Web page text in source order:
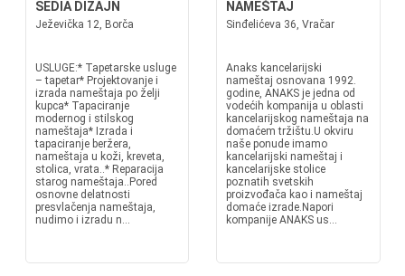
SEDIA DIZAJN
Ježevička 12, Borča
USLUGE:* Tapetarske usluge
– tapetar* Projektovanje i
izrada nameštaja po želji
kupca* Tapaciranje
modernog i stilskog
nameštaja* Izrada i
tapaciranje beržera,
nameštaja u koži, kreveta,
stolica, vrata..* Reparacija
starog nameštaja..Pored
osnovne delatnosti
presvlačenja nameštaja,
nudimo i izradu n...
NAMEŠTAJ
Sinđelićeva 36, Vračar
Anaks kancelarijski
nameštaj osnovana 1992.
godine, ANAKS je jedna od
vodećih kompanija u oblasti
kancelarijskog nameštaja na
domaćem tržištu.U okviru
naše ponude imamo
kancelarijski nameštaj i
kancelarijske stolice
poznatih svetskih
proizvođača kao i nameštaj
domaće izrade.Napori
kompanije ANAKS us...